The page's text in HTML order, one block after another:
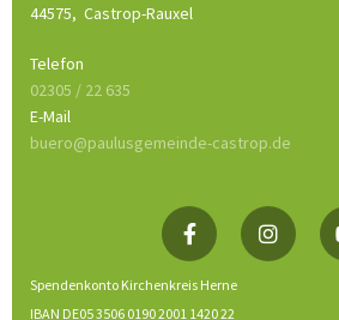
44575, Castrop-Rauxel
Telefon
02305 / 22 635
E-Mail
buero@paulusgemeinde-castrop.de
Spendenkonto Kirchenkreis Herne
IBAN DE05 3506 0190 2001 1420 22